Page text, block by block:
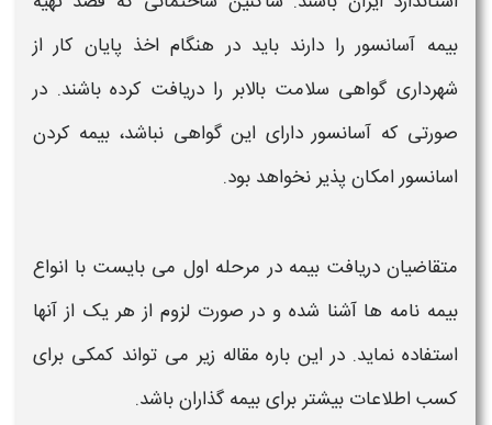
بیمه آسانسوررا دارند باید در هنگام اخذ پایان کار از
شهرداری گواهی سلامت بالابر را دریافت کرده باشند. در
صورتی‌ که آسانسوردارای این گواهی نباشد، بیمه کردن
اسانسورامکان پذیر نخواهد بود.
متقاضیان دریافت بیمه در مرحله اول می بایست با انواع
بیمه نامه ها آشنا شده و در صورت لزوم از هر یک از آنها
استفاده نماید. در این باره مقاله زیر می تواند کمکی برای
کسب اطلاعات بیشتر برای بیمه گذاران باشد.